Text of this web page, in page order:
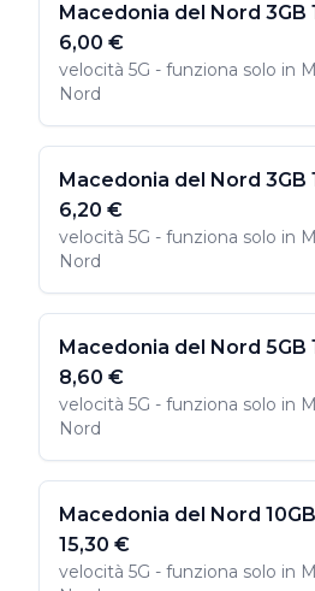
Macedonia del Nord 3GB
6,00 €
velocità 5G - funziona solo in
Nord
Macedonia del Nord 3GB
6,20 €
velocità 5G - funziona solo in
Nord
Macedonia del Nord 5GB
8,60 €
velocità 5G - funziona solo in
Nord
Macedonia del Nord
15,30 €
velocità 5G - funziona solo in